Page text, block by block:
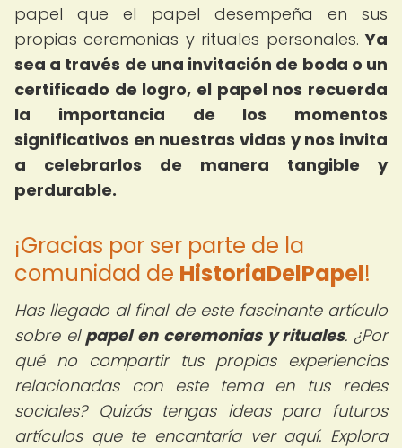
papel que el papel desempeña en sus
propias ceremonias y rituales personales.Ya
sea a través de una invitación de boda o un
certificado de logro, el papel nos recuerda
la importancia de los momentos
significativos en nuestras vidas y nos invita
a celebrarlos de manera tangible y
perdurable.
¡Gracias por ser parte de la
comunidad de HistoriaDelPapel!
Has llegado al final de este fascinante artículo
sobre el papel en ceremonias y rituales. ¿Por
qué no compartir tus propias experiencias
relacionadas con este tema en tus redes
sociales? Quizás tengas ideas para futuros
artículos que te encantaría ver aquí. Explora